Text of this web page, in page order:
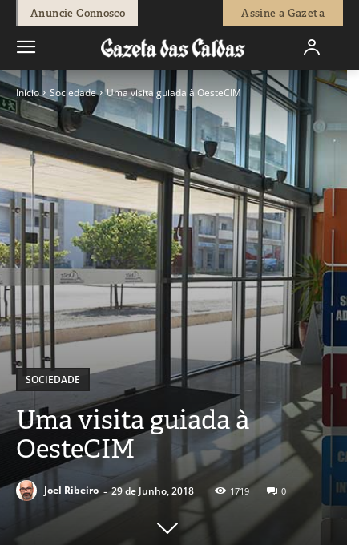
Anuncie Connosco Assine a Gazeta
Início Sociedade Uma visita guiada à OesteCIM
SOCIEDADE
Uma visita guiada à
OesteCIM
Joel Ribeiro - 29 de Junho, 2018 1719 0